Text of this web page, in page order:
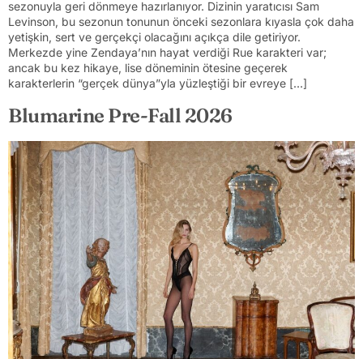
sezonuyla geri dönmeye hazırlanıyor. Dizinin yaratıcısı Sam
Levinson, bu sezonun tonunun önceki sezonlara kıyasla çok daha
yetişkin, sert ve gerçekçi olacağını açıkça dile getiriyor.
Merkezde yine Zendaya’nın hayat verdiği Rue karakteri var;
ancak bu kez hikaye, lise döneminin ötesine geçerek
karakterlerin “gerçek dünya”yla yüzleştiği bir evreye […]
Blumarine Pre-Fall 2026